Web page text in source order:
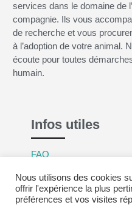
services dans le domaine de
compagnie. Ils vous
de recherche et vous
à l’adoption de votre animal.
écoute pour toutes
humain.
Infos utiles
FAQ
Politique de confidentialité
Nous utilisons des cookies
offrir l'expérience la plus
préférences et vos visites